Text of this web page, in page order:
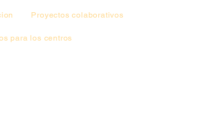
Proyectos colaborativos
para los centros